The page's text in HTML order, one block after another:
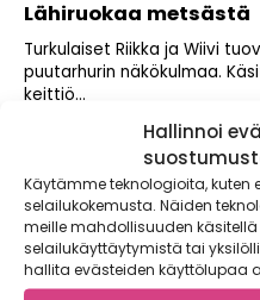
Hallinnoi
Käytämme teknologioita,
selailukokemusta. Näiden
meille mahdollisuuden käsitellä
selailukäyttäytymistä tai
hallita evästeiden käyttölupaa
Lähiruokaa metsästä
Turkulaiset Riikka ja Wiivi
puutarhurin näkökulmaa.
keittiö...